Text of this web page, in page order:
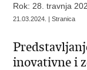
Rok: 28. travnja
21.03.2024. | Stranica
inovativne i